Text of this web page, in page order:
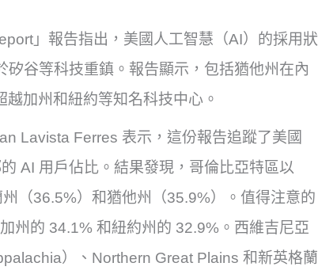
」報告指出，美國人工智慧（AI）的採用狀
谷等科技重鎮。報告顯示，包括猶他州在內
加州和紐約等知名科技中心。
Lavista Ferres 表示，這份報告追蹤了美國
AI 用戶佔比。結果發現，哥倫比亞特區以
（36.5%）和猶他州（35.9%）。值得注意的
州的 34.1% 和紐約州的 32.9%。西維吉尼亞
）、Northern Great Plains 和新英格蘭